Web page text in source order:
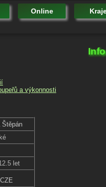
Online
a výkonnosti
Štěpán
let
CZE